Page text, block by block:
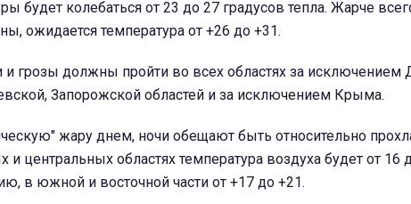
будет колебаться от 23 до 27 градусов тепла. Жарче
ожидается температура от +26 до +31.
грозы должны пройти во всех областях за исключением
Запорожской областей и за исключением Крыма.
жару днем, ночи обещают быть относительно
и центральных областях температура воздуха будет от 16
в южной и восточной части от +17 до +21.